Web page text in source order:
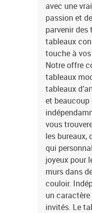
avec une
passion et
parvenir des
tableaux
touche à
Notre offre
tableaux
tableaux
et beaucoup
vous
les bureaux,
qui
joyeux pour
murs dans
couloir.
un
invités. Le